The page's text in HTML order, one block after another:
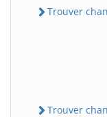
Trouver
Trouver